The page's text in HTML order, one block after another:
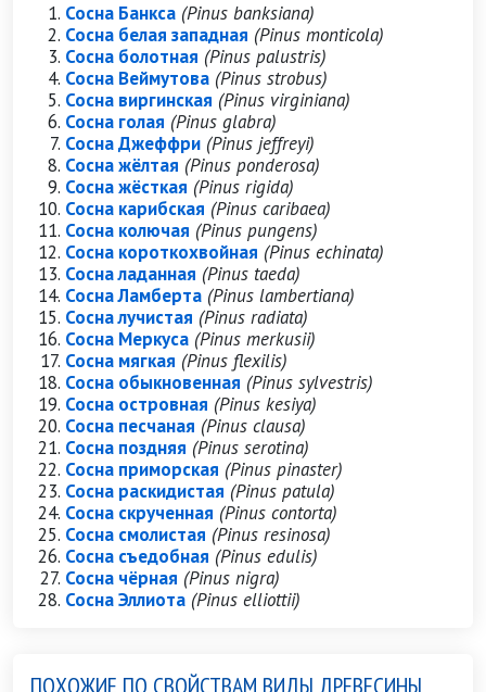
Сосна Банкса (Pinus banksiana)
Сосна белая западная (Pinus monticola)
Сосна болотная (Pinus palustris)
Сосна Веймутова (Pinus strobus)
Сосна виргинская (Pinus virginiana)
Сосна голая (Pinus glabra)
Сосна Джеффри (Pinus jeffreyi)
Сосна жёлтая (Pinus ponderosa)
Сосна жёсткая (Pinus rigida)
Сосна карибская (Pinus caribaea)
Сосна колючая (Pinus pungens)
Сосна короткохвойная (Pinus echinata)
Сосна ладанная (Pinus taeda)
Сосна Ламберта (Pinus lambertiana)
Сосна лучистая (Pinus radiata)
Сосна Меркуса (Pinus merkusii)
Сосна мягкая (Pinus flexilis)
Сосна обыкновенная (Pinus sylvestris)
Сосна островная (Pinus kesiya)
Сосна песчаная (Pinus clausa)
Сосна поздняя (Pinus serotina)
Сосна приморская (Pinus pinaster)
Сосна раскидистая (Pinus patula)
Сосна скрученная (Pinus contorta)
Сосна смолистая (Pinus resinosa)
Сосна съедобная (Pinus edulis)
Сосна чёрная (Pinus nigra)
Сосна Эллиота (Pinus elliottii)
ПОХОЖИЕ ПО СВОЙСТВАМ ВИДЫ ДРЕВЕСИНЫ